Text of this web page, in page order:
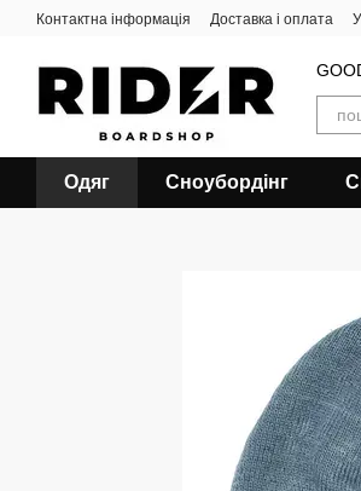
Перейти до основного контенту
Контактна інформація Доставка і оплата
Одяг Сноубордiнг